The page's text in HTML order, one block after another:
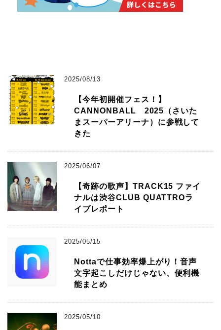
2025/08/13
【今年初開催フェス！】
CANNONBALL 2025（さいた
まスーパーアリーナ）に参戦して
きた
2025/06/07
【奇跡の歌声】TRACK15 ファイ
ナルは渋谷CLUB QUATTROラ
イブレポート
2025/05/15
Nottaで仕事効率爆上がり！音声
文字起こしだけじゃない、便利機
能まとめ
2025/05/10